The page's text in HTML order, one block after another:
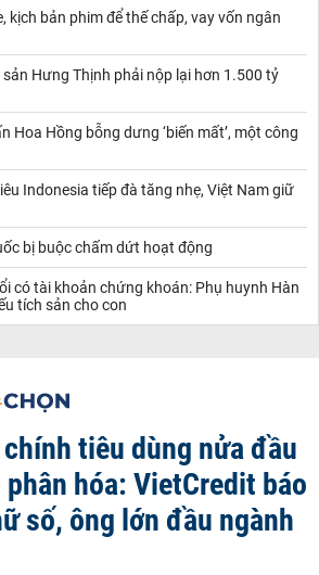
kịch bản phim để thế chấp, vay vốn ngân
Hưng Thịnh phải nộp lại hơn 1.500 tỷ
Hoa Hồng bỗng dưng ‘biến mất’, một công
Indonesia tiếp đà tăng nhẹ, Việt Nam giữ
bị buộc chấm dứt hoạt động
có tài khoản chứng khoán: Phụ huynh Hàn
tích sản cho con
tiêu dùng nửa đầu
hóa: VietCredit báo
số, ông lớn đầu ngành